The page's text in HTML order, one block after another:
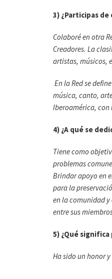
3) ¿Participas de
Colaboré en otra
Creadores. La
artistas, músicos,
En la Red se
música, canto,
Iberoamérica,
4) ¿A qué se
Tiene como
problemas
Brindar apoyo en
para la
en la comunidad
entre sus
5) ¿Qué
Ha sido un honor